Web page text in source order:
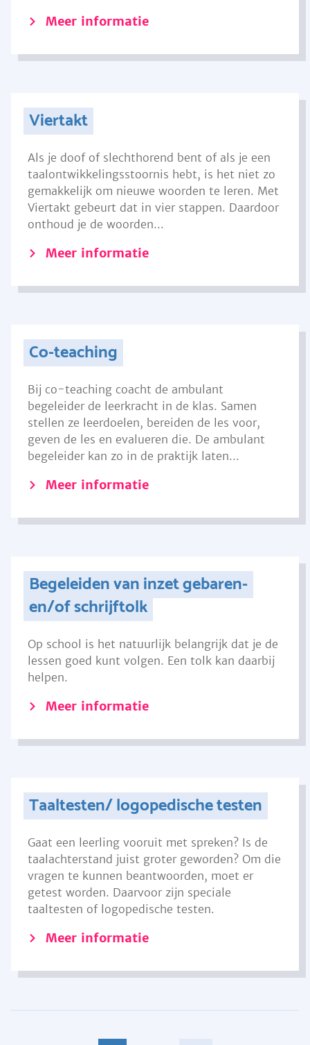
Meer informatie
Viertakt
Als je doof of slechthorend bent of als je een
taalontwikkelingsstoornis hebt, is het niet zo
gemakkelijk om nieuwe woorden te leren. Met
Viertakt gebeurt dat in vier stappen. Daardoor
onthoud je de woorden...
Meer informatie
Co-teaching
Bij co-teaching coacht de ambulant
begeleider de leerkracht in de klas. Samen
stellen ze leerdoelen, bereiden de les voor,
geven de les en evalueren die. De ambulant
begeleider kan zo in de praktijk laten...
Meer informatie
Begeleiden van inzet gebaren-
en/of schrijftolk
Op school is het natuurlijk belangrijk dat je de
lessen goed kunt volgen. Een tolk kan daarbij
helpen.
Meer informatie
Taaltesten/ logopedische testen
Gaat een leerling vooruit met spreken? Is de
taalachterstand juist groter geworden? Om die
vragen te kunnen beantwoorden, moet er
getest worden. Daarvoor zijn speciale
taaltesten of logopedische testen.
Meer informatie